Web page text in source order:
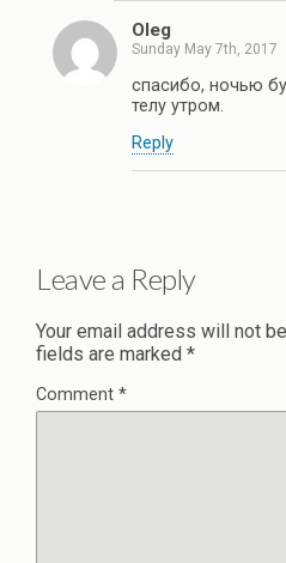
Oleg
Sunday May 7th, 2017
спасибо, ночью
телу утром.
Reply
Leave a Reply
Your email address will not
fields are marked *
Comment *